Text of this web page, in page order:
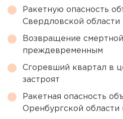
Ракетную опасность
Свердловской области
Возвращение
преждевременным
Сгоревший квартал в
застроят
Ракетная опасность
Оренбургской